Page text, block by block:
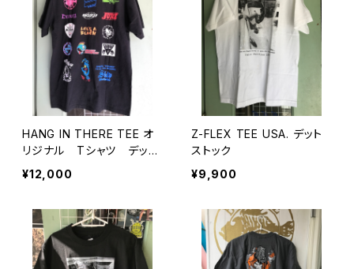
HANG IN THERE TEE オ
リジナル Tシャツ デット
ストック
¥12,000
Z-FLEX TEE USA. デット
ストック
¥9,900